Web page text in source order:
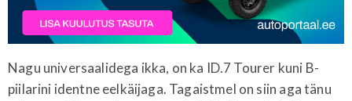
Nagu universaalidega ikka, on ka ID.7 Tourer kuni B-
piilarini identne eelkäijaga. Tagaistmel on siin aga tänu